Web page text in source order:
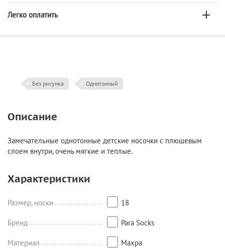
Легко оплатить
Без рисунка Однотонный
Описание
Замечательные однотонные детские носочки с плюшевым
слоем внутри, очень мягкие и теплые.
Характеристики
Размер, носки 18
Бренд Para Socks
Материал Махра